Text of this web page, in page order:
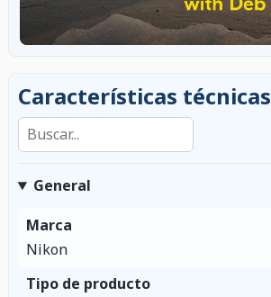
Características técnicas
Buscar en las características
General
Marca
Nikon
Tipo de producto